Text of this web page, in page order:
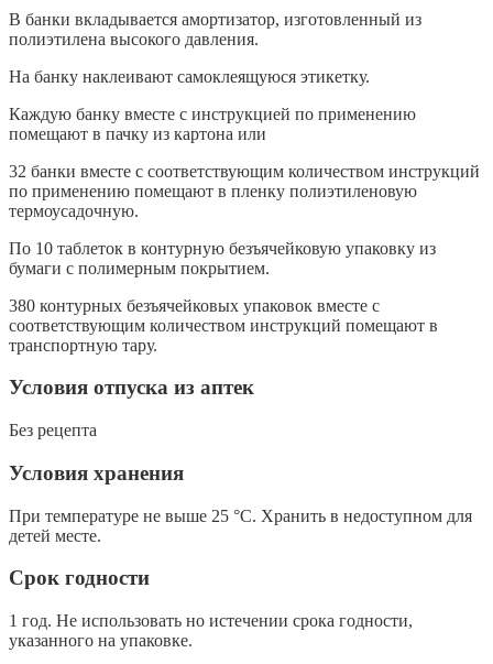
В банки вкладывается амортизатор, изготовленный из
полиэтилена высокого давления.
На банку наклеивают самоклеящуюся этикетку.
Каждую банку вместе с инструкцией по применению
помещают в пачку из картона или
32 банки вместе с соответствующим количеством инструкций
по применению помещают в пленку полиэтиленовую
термоусадочную.
По 10 таблеток в контурную безъячейковую упаковку из
бумаги с полимерным покрытием.
380 контурных безъячейковых упаковок вместе с
соответствующим количеством инструкций помещают в
транспортную тару.
Условия отпуска из аптек
Без рецепта
Условия хранения
При температуре не выше 25 °С. Хранить в недоступном для
детей месте.
Срок годности
1 год. Не использовать но истечении срока годности,
указанного на упаковке.